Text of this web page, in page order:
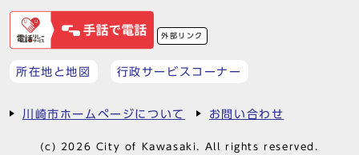
外部リンク
所在地と地図 行政サービスコーナー
川崎市ホームページについて お問い合わせ
(c) 2026 City of Kawasaki. All rights reserved.